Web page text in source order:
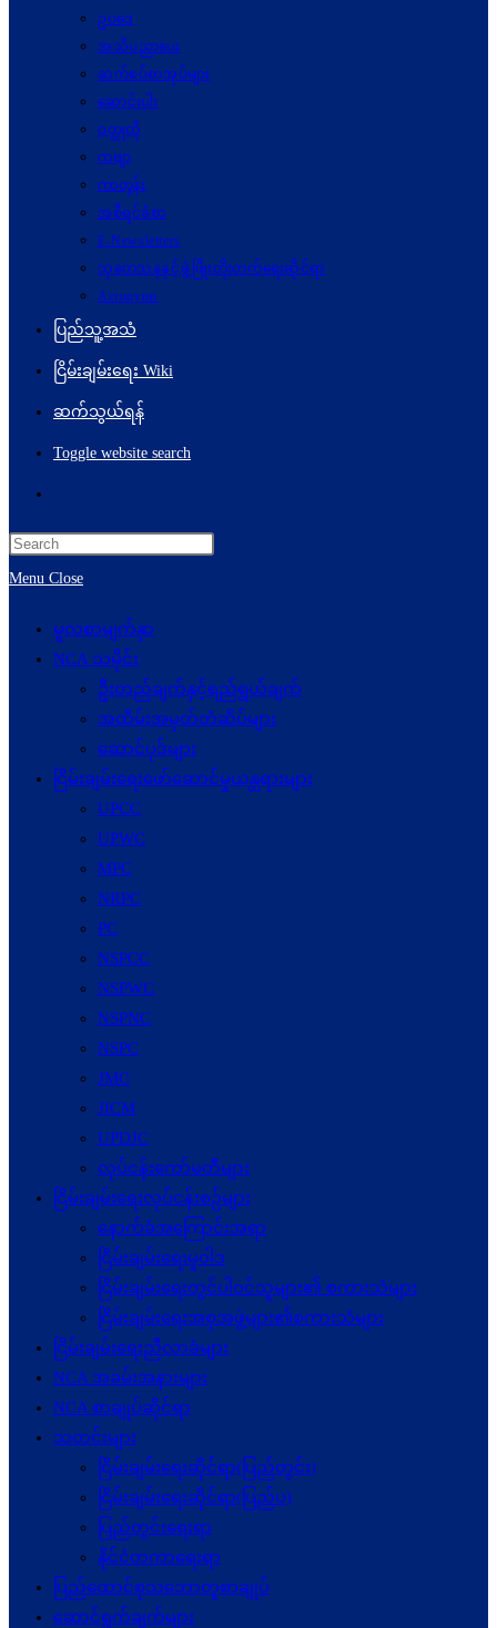
ဥပဒေ
အသိပညာပေး
ဆက်စပ်စာအုပ်များ
ဆောင်းပါး
ဝတ္ထုတို
ကဗျာ
ကာတွန်း
အစီရင်ခံစာ
E-Newsletters
သုတေသနနှင့်ဖွံ့ဖြိုးတိုးတက်ရေးဆိုင်ရာ
Acronyms
ပြည်သူ့အသံ
ငြိမ်းချမ်းရေး Wiki
ဆက်သွယ်ရန်
Toggle website search
Menu Close
မူလစာမျက်နှာ
NCA သမိုင်း
ဦးတည်ချက်နှင့်ရည်ရွယ်ချက်
အထိမ်းအမှတ်တံဆိပ်များ
ဆောင်ပုဒ်များ
ငြိမ်းချမ်းရေးဖော်‌ဆောင်မှုယန္တရားများ
UPCC
UPWC
MPC
NRPC
PC
NSPCC
NSPWC
NSPNC
NSPC
JMC
JICM
UPDJC
လုပ်ငန်းကော်မတီများ
ငြိမ်းချမ်းရေးလုပ်ငန်းစဉ်များ
နောက်ခံအကြောင်းအရာ
ငြိမ်းချမ်းရေးမူဝါဒ
ငြိမ်းချမ်းရေးတွင်ပါဝင်သူများ၏ စကားသံများ
ငြိမ်းချမ်းရေးအစုအဖွဲ့များ၏စကားသံများ
ငြိမ်းချမ်းရေးညီလာခံများ
NCA အခမ်းအနားများ
NCA စာချုပ်ဆိုင်ရာ
သတင်းများ
ငြိမ်းချမ်းရေးဆိုင်ရာ(ပြည်တွင်း)
ငြိမ်းချမ်းရေးဆိုင်ရာ(ပြည်ပ)
ပြည်တွင်းရေးရာ
နိုင်ငံတကာရေးရာ
ပြည်ထောင်စုသဘောတူစာချုပ်
ဆောင်ရွက်ချက်များ